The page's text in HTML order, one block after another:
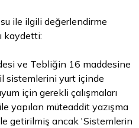
ile ilgili değerlendirme
kaydetti:
ve Tebliğin 16 maddesine
sistemlerini yurt içinde
için gerekli çalışmaları
yapılan müteaddit yazışma
getirilmiş ancak 'Sistemlerin